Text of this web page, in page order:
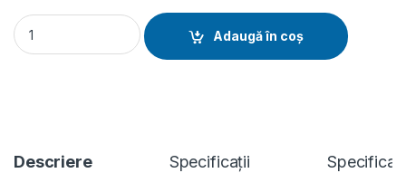
Circular lemn H 110VR PLUS, motor 400V, 3kW, Ø disc 350
Adaugă în coș
Descriere Specificații